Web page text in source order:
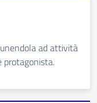
ad attività
protagonista.